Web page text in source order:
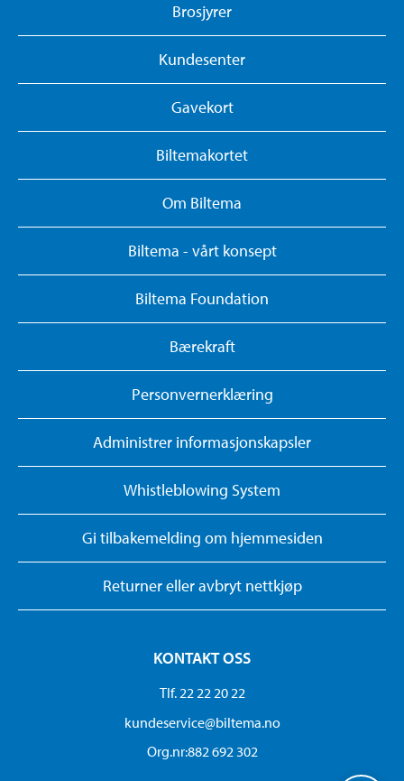
Brosjyrer
Kundesenter
Gavekort
Biltemakortet
Om Biltema
Biltema - vårt konsept
Biltema Foundation
Bærekraft
Personvernerklæring
Administrer informasjonskapsler
Whistleblowing System
Gi tilbakemelding om hjemmesiden
Returner eller avbryt nettkjøp
KONTAKT OSS
Tlf. 22 22 20 22
kundeservice@biltema.no
Org.nr:882 692 302